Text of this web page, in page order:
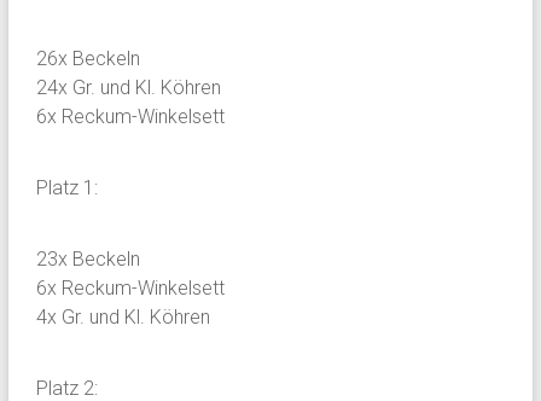
26x Beckeln
24x Gr. und Kl. Köhren
6x Reckum-Winkelsett
Platz 1:
23x Beckeln
6x Reckum-Winkelsett
4x Gr. und Kl. Köhren
Platz 2: